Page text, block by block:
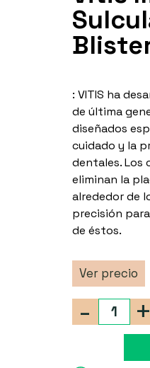
: VITIS ha
de última
diseñados
cuidado y la
dentales. Los
eliminan la
alrededor de
precisión
de éstos.
Ver precio
+
-